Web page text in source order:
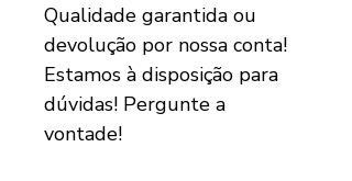
Qualidade garantida ou
devolução por nossa conta!
Estamos à disposição para
dúvidas! Pergunte a
vontade!